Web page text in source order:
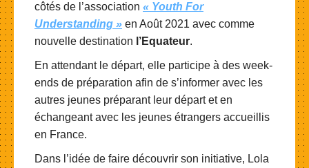
côtés de l’association « Youth For
Understanding » en Août 2021 avec comme
nouvelle destination l’Equateur.
En attendant le départ, elle participe à des week-
ends de préparation afin de s’informer avec les
autres jeunes préparant leur départ et en
échangeant avec les jeunes étrangers accueillis
en France.
Dans l’idée de faire découvrir son initiative, Lola